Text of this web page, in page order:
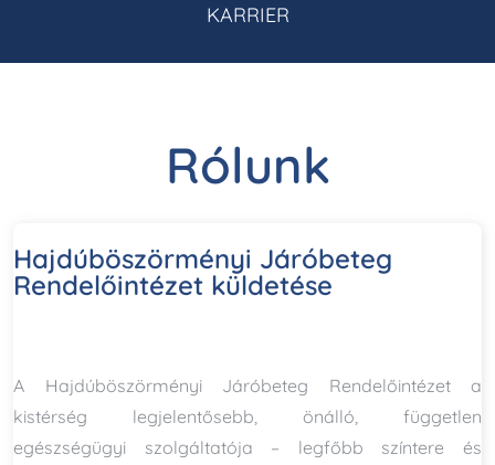
KARRIER
Rólunk
Hajdúböszörményi Járóbeteg
Rendelőintézet küldetése
A Hajdúböszörményi Járóbeteg Rendelőintézet a
kistérség legjelentősebb, önálló, független
egészségügyi szolgáltatója – legfőbb színtere és